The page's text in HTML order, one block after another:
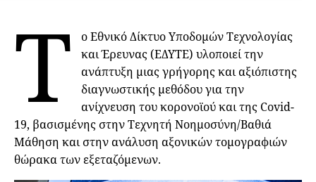
Τ
ο Εθνικό Δίκτυο Υποδομών Τεχνολογίας
και Έρευνας (ΕΔΥΤΕ) υλοποιεί την
ανάπτυξη μιας γρήγορης και αξιόπιστης
διαγνωστικής μεθόδου για την
ανίχνευση του κορονοϊού και της Covid-
19, βασισμένης στην Τεχνητή Νοημοσύνη/Βαθιά
Μάθηση και στην ανάλυση αξονικών τομογραφιών
θώρακα των εξεταζόμενων.